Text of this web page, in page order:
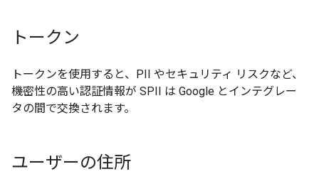
トークン
トークンを使用すると、PII やセキュリティ リスクなど、
機密性の高い認証情報が SPII は Google とインテグレー
タの間で交換されます。
ユーザーの住所